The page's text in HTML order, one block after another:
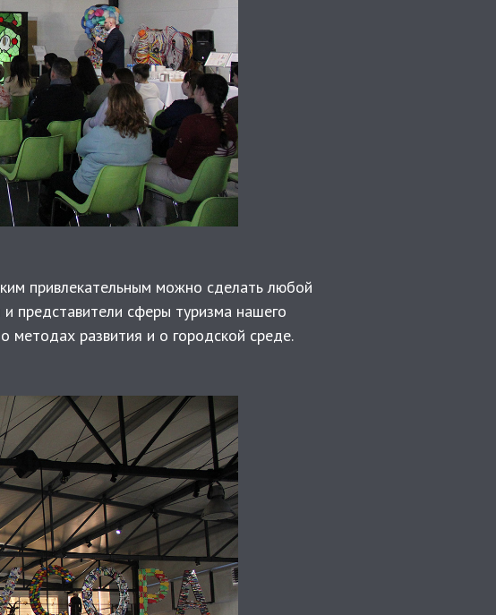
привлекательным можно сделать любой
представители сферы туризма нашего
методах развития и о городской среде.